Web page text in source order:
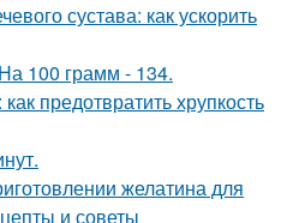
сустава: как ускорить
100 грамм - 134.
предотвратить хрупкость
желатина для
и советы